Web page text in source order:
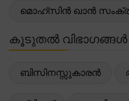
മൊഹ്സിൻ ഖാൻ
കൂടുതൽ വിഭാഗങ്ങൾ
ബിസിനസ്സുകാരൻ